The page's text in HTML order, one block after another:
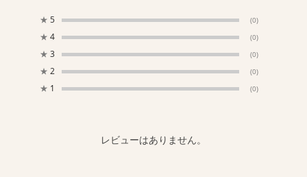
★ 5 (0)
★ 4 (0)
★ 3 (0)
★ 2 (0)
★ 1 (0)
レビューはありません。